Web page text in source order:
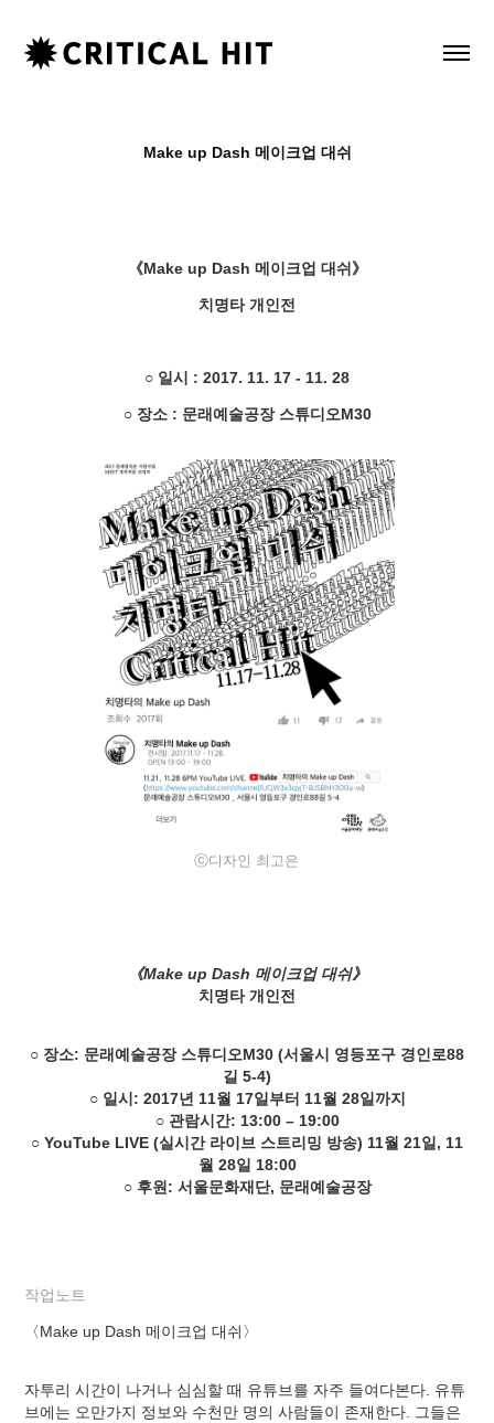
Make up Dash 메이크업 대쉬
《Make up Dash 메이크업 대쉬》
치명타 개인전
○ 일시 : 2017. 11. 17 - 11. 28
○ 장소 : 문래예술공장 스튜디오M30
ⓒ디자인 최고은
《Make up Dash 메이크업 대쉬》
치명타 개인전
○ 장소: 문래예술공장 스튜디오M30 (서울시 영등포구 경인로88
길 5-4)
○ 일시: 2017년 11월 17일부터 11월 28일까지
○ 관람시간: 13:00 – 19:00
○ YouTube LIVE (실시간 라이브 스트리밍 방송) 11월 21일, 11
월 28일 18:00
○ 후원: 서울문화재단, 문래예술공장
작업노트
〈Make up Dash 메이크업 대쉬〉
자투리 시간이 나거나 심심할 때 유튜브를 자주 들여다본다. 유튜
브에는 오만가지 정보와 수천만 명의 사람들이 존재한다. 그들은